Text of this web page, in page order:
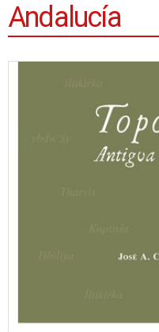
Andalucía